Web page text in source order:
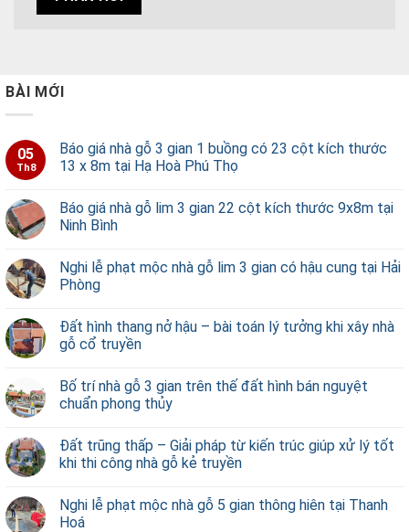
BÀI MỚI
05
Th8
Báo giá nhà gỗ 3 gian 1 buồng có 23 cột kích thước
13 x 8m tại Hạ Hoà Phú Thọ
Báo giá nhà gỗ lim 3 gian 22 cột kích thước 9x8m tại
Ninh Bình
Nghi lễ phạt mộc nhà gỗ lim 3 gian có hậu cung tại Hải
Phòng
Đất hình thang nở hậu – bài toán lý tưởng khi xây nhà
gỗ cổ truyền
Bố trí nhà gỗ 3 gian trên thế đất hình bán nguyệt
chuẩn phong thủy
Đất trũng thấp – Giải pháp từ kiến trúc giúp xử lý tốt
khi thi công nhà gỗ kẻ truyền
Nghi lễ phạt mộc nhà gỗ 5 gian thông hiên tại Thanh
Hoá